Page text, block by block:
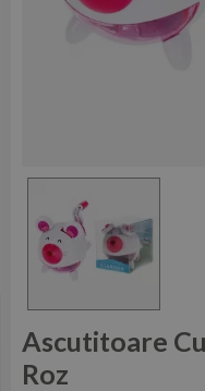
Ascutitoare
Roz